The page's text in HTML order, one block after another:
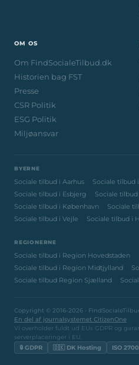
OM OS
Om FindSocialeTilbud.dk
Historien bag FST
Presse
CSR Politik
ESG Politik
Miljøansvar
BYERNE
Sociale tilbud i Aarhus
Sociale tilbud
Sociale tilbud i Esbjerg
Sociale
Sociale tilbud i København
Sociale
Sociale tilbud i Vejle
Sociale tilbud i
REGIONERNE
Sociale tilbud i Region Hovedstaden
Sociale tilbud i Region Midtjylland
Sociale tilbud Region Sjælland
Copyright © 2016-2026 ·
En del af journalsystemet CitizenOne
Vi overholder fuldt ud EUs GDPR og
serverplaceringer i EU.
🔒 GDPR
🇩🇰 DK Hosting ISO